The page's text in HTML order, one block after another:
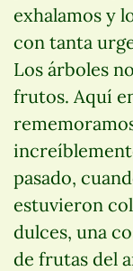
exhalamos y
con tanta
Los árboles
frutos. Aquí
pasado,
estuvieron
dulces, una
de frutas del